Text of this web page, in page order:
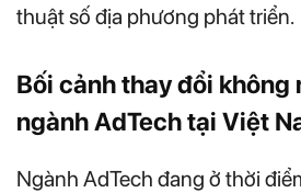
thuật số địa phương phát triển.
Bối cảnh thay đổi không
ngành AdTech tại Việt
Ngành AdTech đang ở thời